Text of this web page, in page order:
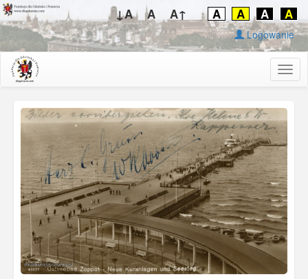
↓A A A↑ A A A A
Logowanie